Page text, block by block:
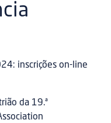
inscrições on-line
da 19.ª